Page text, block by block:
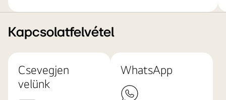
Kapcsolatfelvétel
Csevegjen
velünk
WhatsApp